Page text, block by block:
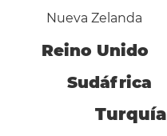
Nueva Zelanda
Reino Unido
Sudáfrica
Turquía